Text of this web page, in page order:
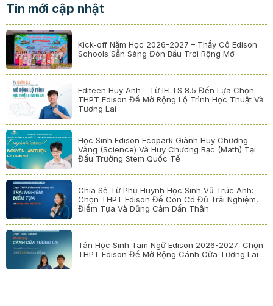
Tin mới cập nhật
Kick-off Năm Học 2026-2027 – Thầy Cô Edison
Schools Sẵn Sàng Đón Bầu Trời Rộng Mở
Editeen Huy Anh – Từ IELTS 8.5 Đến Lựa Chọn
THPT Edison Để Mở Rộng Lộ Trình Học Thuật Và
Tương Lai
Học Sinh Edison Ecopark Giành Huy Chương
Vàng (Science) Và Huy Chương Bạc (Math) Tại
Đấu Trường Stem Quốc Tế
Chia Sẻ Từ Phụ Huynh Học Sinh Vũ Trúc Anh:
Chọn THPT Edison Để Con Có Đủ Trải Nghiệm,
Điểm Tựa Và Dũng Cảm Dấn Thân
Tân Học Sinh Tam Ngữ Edison 2026-2027: Chọn
THPT Edison Để Mở Rộng Cánh Cửa Tương Lai